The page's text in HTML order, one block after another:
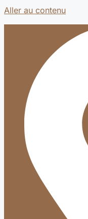
Aller au contenu